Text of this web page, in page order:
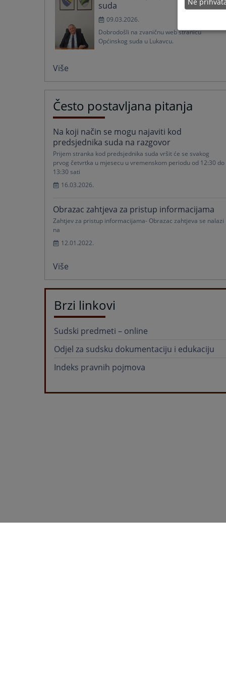
suda
09.03.2026.
Dobrodošli na zvaničnu web stranicu
Općinskog suda u Lukavcu.
Više
Često postavljana pitanja
Na koji način se mogu najaviti kod
predsjednika suda na razgovor
Prijem stranka kod predsjednika suda vršit će se svakog
prvog četvrtka u mjesecu u vremenskom periodu od 12:30 do
13:30 sati
16.03.2026.
Obrazac zahtjeva za pristup informacijama
Zahtjev za pristup informacijama- Obrazac zahtjeva se nalazi
na
12.01.2022.
Više
Brzi linkovi
Sudski predmeti – online
Odjel za sudsku dokumentaciju i edukaciju
Indeks pravnih pojmova